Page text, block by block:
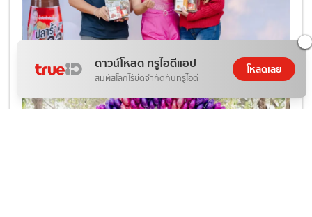
ดาวน์โหลด ทรูไอดีแอป
สัมผัสโลกไร้ขีดจำกัดกับทรูไอดี
โหลดเลย